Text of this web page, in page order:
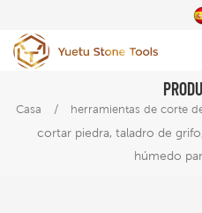
Casa / herramientas de corte
cortar piedra, taladro de
húmedo